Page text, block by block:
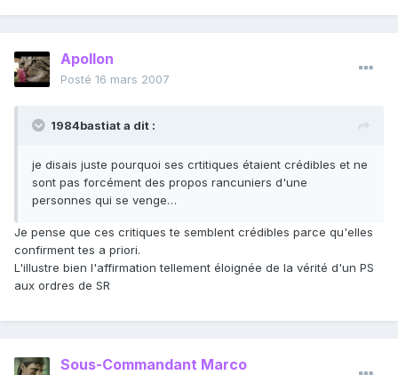
Apollon
Posté 16 mars 2007
1984bastiat a dit :
je disais juste pourquoi ses crtitiques étaient crédibles et ne
sont pas forcément des propos rancuniers d'une
personnes qui se venge…
Je pense que ces critiques te semblent crédibles parce qu'elles
confirment tes a priori.
L'illustre bien l'affirmation tellement éloignée de la vérité d'un PS
aux ordres de SR
Sous-Commandant Marco